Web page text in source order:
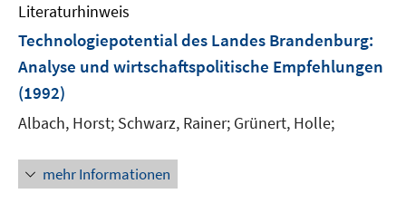
m
F
n
s
t
r
ö
Literaturhinweis
Technologiepotential des Landes Brandenburg:
Analyse und wirtschaftspolitische Empfehlungen
(1992)
Albach, Horst; Schwarz, Rainer; Grünert, Holle;
mehr Informationen